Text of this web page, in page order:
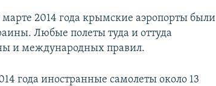
марте 2014 года крымские аэропорты были
Любые полеты туда и оттуда
и международных правил.
года иностранные самолеты около 13